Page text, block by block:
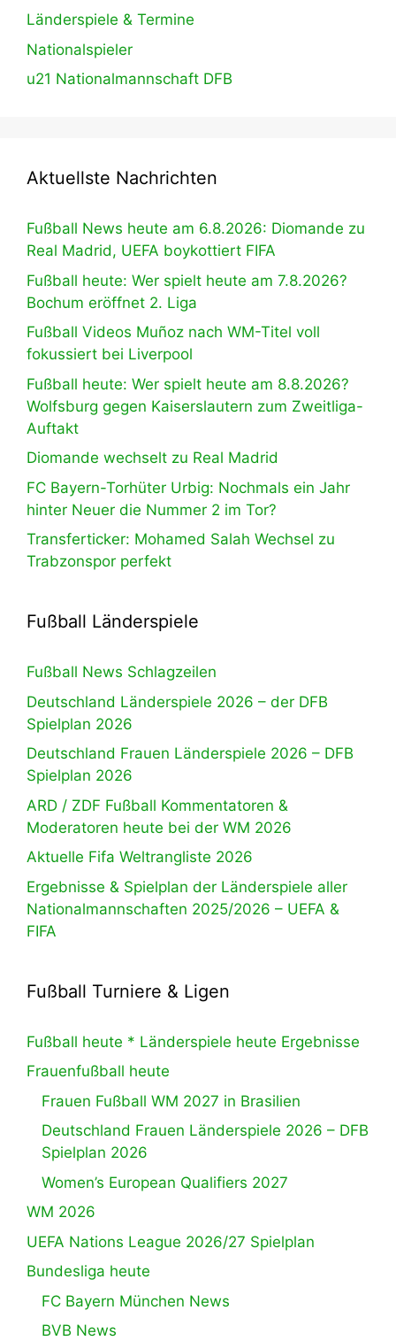
Länderspiele & Termine
Nationalspieler
u21 Nationalmannschaft DFB
Aktuellste Nachrichten
Fußball News heute am 6.8.2026: Diomande zu
Real Madrid, UEFA boykottiert FIFA
Fußball heute: Wer spielt heute am 7.8.2026?
Bochum eröffnet 2. Liga
Fußball Videos Muñoz nach WM-Titel voll
fokussiert bei Liverpool
Fußball heute: Wer spielt heute am 8.8.2026?
Wolfsburg gegen Kaiserslautern zum Zweitliga-
Auftakt
Diomande wechselt zu Real Madrid
FC Bayern-Torhüter Urbig: Nochmals ein Jahr
hinter Neuer die Nummer 2 im Tor?
Transferticker: Mohamed Salah Wechsel zu
Trabzonspor perfekt
Fußball Länderspiele
Fußball News Schlagzeilen
Deutschland Länderspiele 2026 – der DFB
Spielplan 2026
Deutschland Frauen Länderspiele 2026 – DFB
Spielplan 2026
ARD / ZDF Fußball Kommentatoren &
Moderatoren heute bei der WM 2026
Aktuelle Fifa Weltrangliste 2026
Ergebnisse & Spielplan der Länderspiele aller
Nationalmannschaften 2025/2026 – UEFA &
FIFA
Fußball Turniere & Ligen
Fußball heute * Länderspiele heute Ergebnisse
Frauenfußball heute
Frauen Fußball WM 2027 in Brasilien
Deutschland Frauen Länderspiele 2026 – DFB
Spielplan 2026
Women’s European Qualifiers 2027
WM 2026
UEFA Nations League 2026/27 Spielplan
Bundesliga heute
FC Bayern München News
BVB News